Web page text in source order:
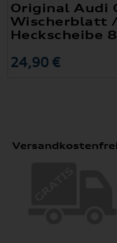
Original Audi
Wischerblatt
Heckscheibe
24,90 €